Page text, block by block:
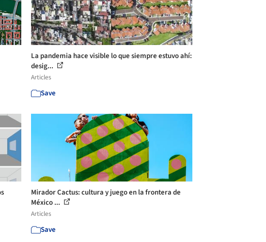
La pandemia hace visible lo que siempre estuvo ahí:
desig...
Articles
Save
Mirador Cactus: cultura y juego en la frontera de
México ...
Articles
Save